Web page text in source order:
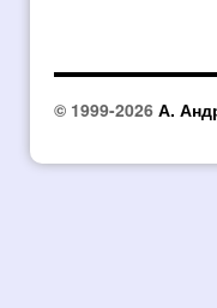
© 1999-2026 А.